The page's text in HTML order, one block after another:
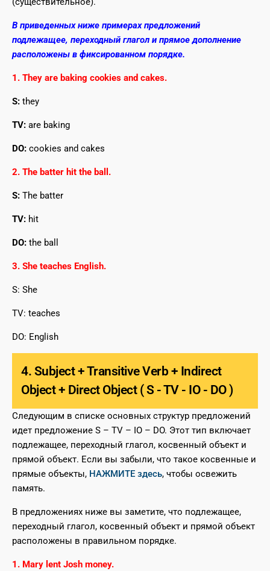
В приведенных ниже примерах предложений
подлежащее, переходный глагол и прямое дополнение
расположены в фиксированном порядке.
1. They are baking cookies and cakes.
S: they
TV: are baking
DO: cookies and cakes
2. The batter hit the ball.
S: The batter
TV: hit
DO: the ball
3. She teaches English.
S: She
TV: teaches
DO: English
4. Subject + Transitive Verb + Indirect
Object + Direct Object ( S - TV - IO - DO )
Следующим в списке основных структур предложений
идет предложение S – TV – IO – DO. Этот тип включает
подлежащее, переходный глагол, косвенный объект и
прямой объект. Если вы забыли, что такое косвенные и
прямые объекты, НАЖМИТЕ здесь, чтобы освежить
память.
В предложениях ниже вы заметите, что подлежащее,
переходный глагол, косвенный объект и прямой объект
расположены в правильном порядке.
1. Mary lent Josh money.